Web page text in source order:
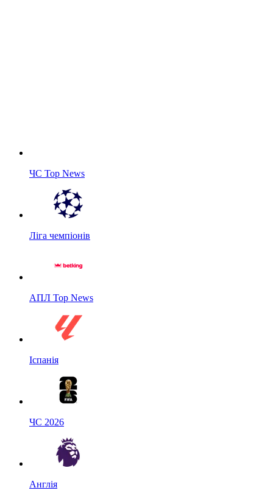
ЧС Top News
Ліга чемпіонів
АПЛ Top News
Іспанія
ЧС 2026
Англія